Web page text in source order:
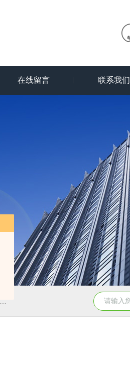
在线留言 联系我们
WGT-S透光率雾度仪